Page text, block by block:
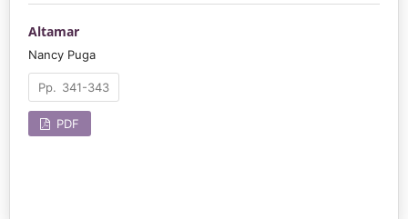
Altamar
Nancy Puga
341-343
PDF